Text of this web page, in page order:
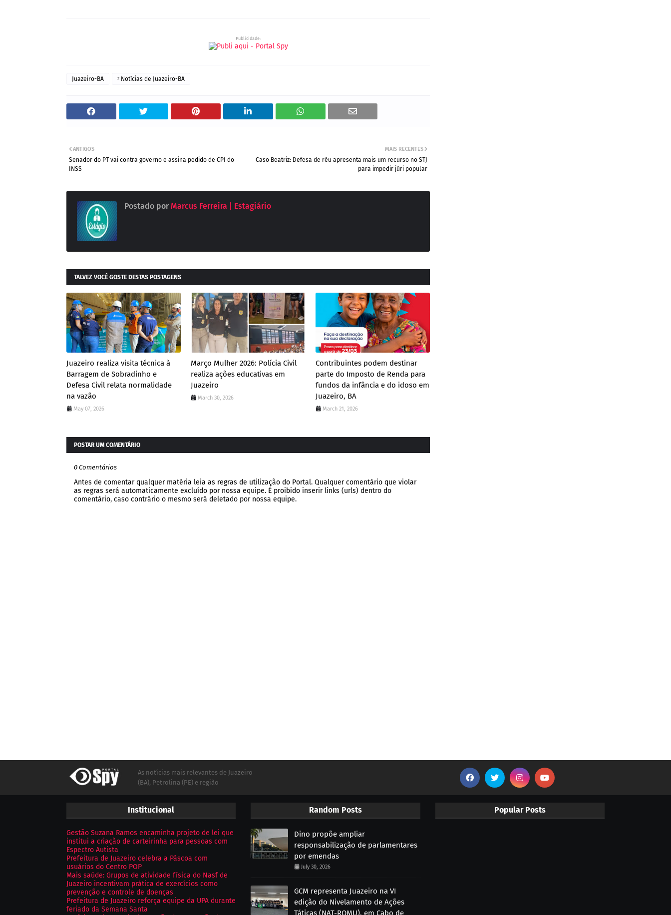
Publicidade:
Juazeiro-BA ᶻ Notícias de Juazeiro-BA
MAIS RECENTES
Caso Beatriz: Defesa de réu apresenta mais um recurso no STJ
para impedir júri popular
ANTIGOS
Senador do PT vai contra governo e assina pedido de CPI do
INSS
Postado por Marcus Ferreira | Estagiário
TALVEZ VOCÊ GOSTE DESTAS POSTAGENS
Juazeiro realiza visita técnica à
Barragem de Sobradinho e
Defesa Civil relata normalidade
na vazão
May 07, 2026
Março Mulher 2026: Polícia Civil
realiza ações educativas em
Juazeiro
March 30, 2026
Contribuintes podem destinar
parte do Imposto de Renda para
fundos da infância e do idoso em
Juazeiro, BA
March 21, 2026
POSTAR UM COMENTÁRIO
0 Comentários
Antes de comentar qualquer matéria leia as regras de utilização do Portal. Qualquer comentário que violar
as regras será automaticamente excluído por nossa equipe. É proibido inserir links (urls) dentro do
comentário, caso contrário o mesmo será deletado por nossa equipe.
As notícias mais relevantes de Juazeiro
(BA), Petrolina (PE) e região
Institucional
Gestão Suzana Ramos encaminha projeto de lei que
institui a criação de carteirinha para pessoas com
Espectro Autista
Prefeitura de Juazeiro celebra a Páscoa com
usuários do Centro POP
Mais saúde: Grupos de atividade física do Nasf de
Juazeiro incentivam prática de exercícios como
prevenção e controle de doenças
Prefeitura de Juazeiro reforça equipe da UPA durante
feriado da Semana Santa
Random Posts
Dino propõe ampliar
responsabilização de parlamentares
por emendas
July 30, 2026
GCM representa Juazeiro na VI
edição do Nivelamento de Ações
Táticas (NAT-ROMU), em Cabo de
Popular Posts